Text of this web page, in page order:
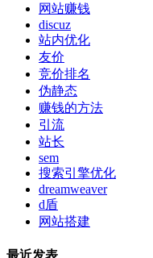
网站赚钱
discuz
站内优化
友价
竞价排名
伪静态
赚钱的方法
引流
站长
sem
搜索引擎优化
dreamweaver
d盾
网站搭建
最近发表